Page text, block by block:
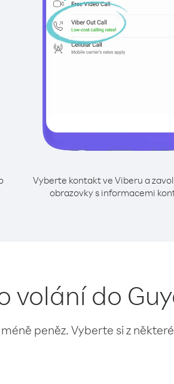
Vyberte kontakt ve Viberu a
obrazovky s informacemi
volání do
peněz. Vyberte si z